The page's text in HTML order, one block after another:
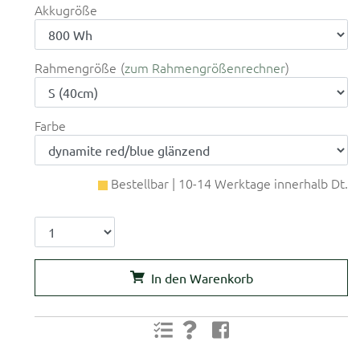
Akkugröße
Rahmengröße zum Rahmengrößenrechner
Farbe
Bestellbar | 10-14 Werktage innerhalb Dt.
In den Warenkorb